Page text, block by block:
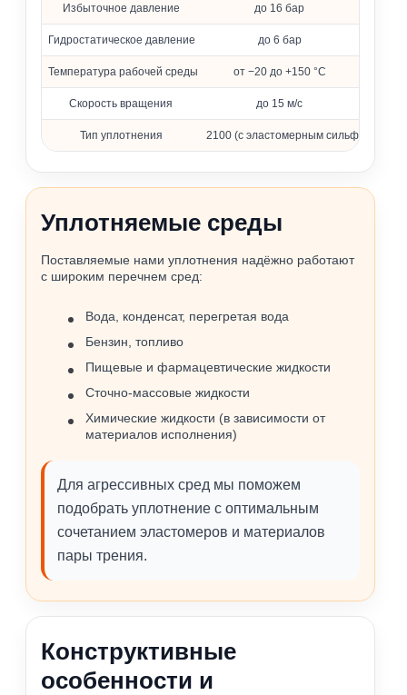
Избыточное давление до 16 бар
Гидростатическое давление до 6 бар
Температура рабочей среды от −20 до +150 °C
Скорость вращения до 15 м/с
Тип уплотнения 2100 (с эластомерным сильфоном)
Уплотняемые среды
Поставляемые нами уплотнения надёжно работают
с широким перечнем сред:
Вода, конденсат, перегретая вода
Бензин, топливо
Пищевые и фармацевтические жидкости
Сточно‑массовые жидкости
Химические жидкости (в зависимости от
материалов исполнения)
Для агрессивных сред мы поможем
подобрать уплотнение с оптимальным
сочетанием эластомеров и материалов
пары трения.
Конструктивные
особенности и